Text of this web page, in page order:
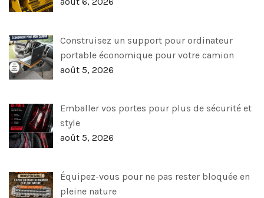
Construisez un support pour ordinateur
portable économique pour votre camion
août 5, 2026
Emballer vos portes pour plus de sécurité et
style
août 5, 2026
Équipez-vous pour ne pas rester bloquée en
pleine nature